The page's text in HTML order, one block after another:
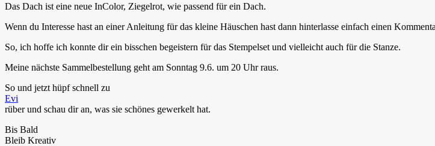
Das Dach ist eine neue InColor, Ziegelrot, wie passend für ein Dach.
Wenn du Interesse hast an einer Anleitung für das kleine Häuschen hast dann hinterlasse einfach einen
So, ich hoffe ich konnte dir ein bisschen begeistern für das Stempelset und vielleicht auch für die Stanze.
Meine nächste Sammelbestellung geht am Sonntag 9.6. um 20 Uhr raus.
So und jetzt hüpf schnell zu
Evi
rüber und schau dir an, was sie schönes gewerkelt hat.
Bis Bald
Bleib Kreativ